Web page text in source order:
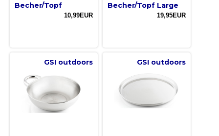
Becher/Topf
10,99EUR
Becher/Topf Large
19,95EUR
GSI outdoors GSI outdoors